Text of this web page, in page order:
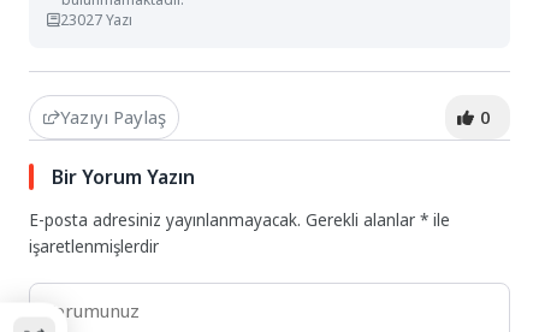
23027 Yazı
Yazıyı Paylaş 0
Bir Yorum Yazın
E-posta adresiniz yayınlanmayacak. Gerekli alanlar* ile
işaretlenmişlerdir